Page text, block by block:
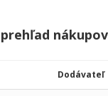
Dodávateľ